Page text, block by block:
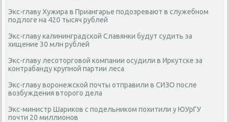
Экс-главу Хужира в Приангарье подозревают в служебном
подлоге на 420 тысяч рублей
Экс-главу калининградской Славянки будут судить за
хищение 30 млн рублей
Экс-главу лесоторговой компании осудили в Иркутске за
контрабанду крупной партии леса
Экс-главу воронежской почты отправили в СИЗО после
возбуждения второго дела
Экс-министр Шариков с подельником похитили у ЮУрГУ
почти 20 миллионов